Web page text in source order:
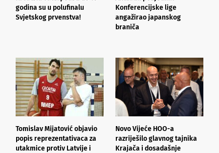
godina su u polufinalu
Svjetskog prvenstva!
Konferencijske lige
angažirao japanskog
braniča
Tomislav Mijatović objavio
popis reprezentativaca za
utakmice protiv Latvije i
Novo Vijeće HOO-a
razriješilo glavnog tajnika
Krajača i dosadašnje